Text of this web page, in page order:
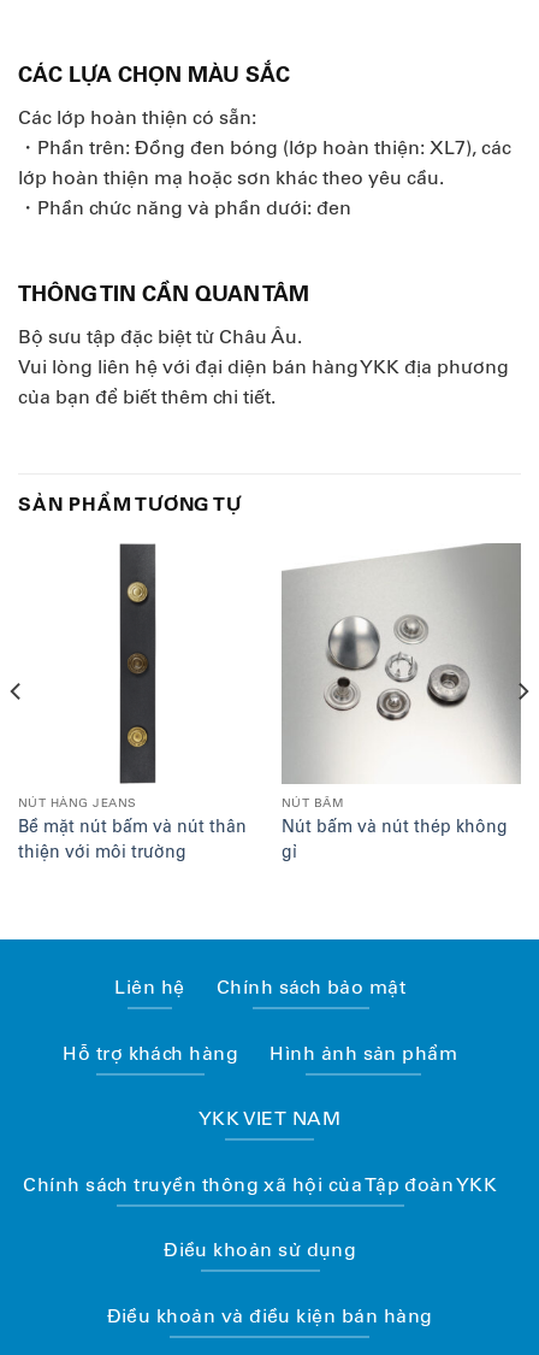
CÁC LỰA CHỌN MÀU SẮC
Các lớp hoàn thiện có sẵn:
・Phần trên: Đồng đen bóng (lớp hoàn thiện: XL7), các
lớp hoàn thiện mạ hoặc sơn khác theo yêu cầu.
・Phần chức năng và phần dưới: đen
THÔNG TIN CẦN QUAN TÂM
Bộ sưu tập đặc biệt từ Châu Âu.
Vui lòng liên hệ với đại diện bán hàng YKK địa phương
của bạn để biết thêm chi tiết.
SẢN PHẨM TƯƠNG TỰ
NÚT HÀNG JEANS
Bề mặt nút bấm và nút thân
thiện với môi trường
NÚT BẤM
Nút bấm và nút thép không
gỉ
Liên hệ Chính sách bảo mật
Hỗ trợ khách hàng Hình ảnh sản phẩm
YKK VIET NAM
Chính sách truyền thông xã hội của Tập đoàn YKK
Điều khoản sử dụng
Điều khoản và điều kiện bán hàng